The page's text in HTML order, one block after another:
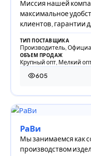
Миссия нашей
максимальное
клиентов, гарантии
интересы св
ТИП ПОСТАВЩИКА
Производитель,
ОБЪЕМ ПРОДАЖ
Крупный опт, Мелкий
605
605 просмотров
РаВи
Мы занимаемся как
производством